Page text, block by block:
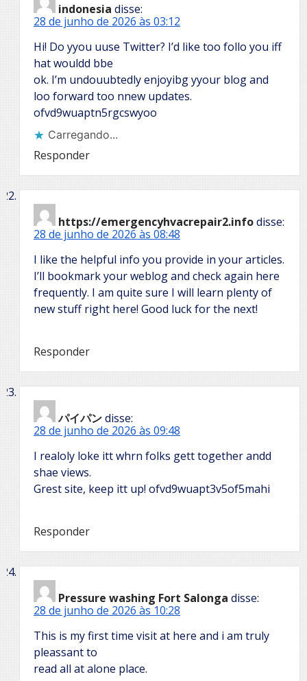
indonesia disse:
28 de junho de 2026 às 03:12
Hi! Do yyou uuse Twitter? I’d like too follo you iff
hat wouldd bbe
ok. I’m undouubtedly enjoyibg yyour blog and
loo forward too nnew updates.
ofvd9wuaptn5rgcswyoo
Carregando...
Responder
https://emergencyhvacrepair2.infodisse:
28 de junho de 2026 às 08:48
I like the helpful info you provide in your articles.
I’ll bookmark your weblog and check again here
frequently. I am quite sure I will learn plenty of
new stuff right here! Good luck for the next!
Responder
パイパンdisse:
28 de junho de 2026 às 09:48
I realoly loke itt whrn folks gett together andd
shae views.
Grest site, keep itt up! ofvd9wuapt3v5of5mahi
Responder
Pressure washing Fort Salonga disse:
28 de junho de 2026 às 10:28
This is my first time visit at here and i am truly
pleassant to
read all at alone place.